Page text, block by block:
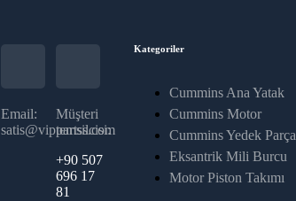
Email:
satis@vippartss.com
Müşteri
temsilcisi:
+90 507
696 17
81
Kategoriler
Cummins Ana Yatak
Cummins Motor
Cummins Yedek Parça
Eksantrik Mili Burcu
Motor Piston Takımı